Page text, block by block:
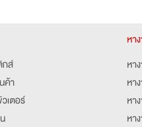
กส์
ค้า
เตอร์
หา
หา
หา
หา
หา